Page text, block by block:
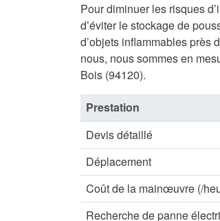
Pour diminuer les risques
d’éviter le stockage de
d’objets inflammables près
nous, nous sommes en
Bois (94120).
Prestation
Devis détaillé
Déplacement
Coût de la mainœuvre (/
Recherche de panne